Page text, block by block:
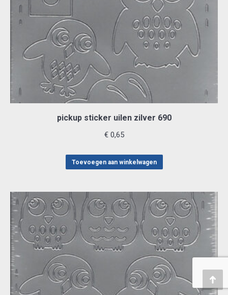
pickup sticker uilen zilver 690
€0,65
Toevoegen aan winkelwagen